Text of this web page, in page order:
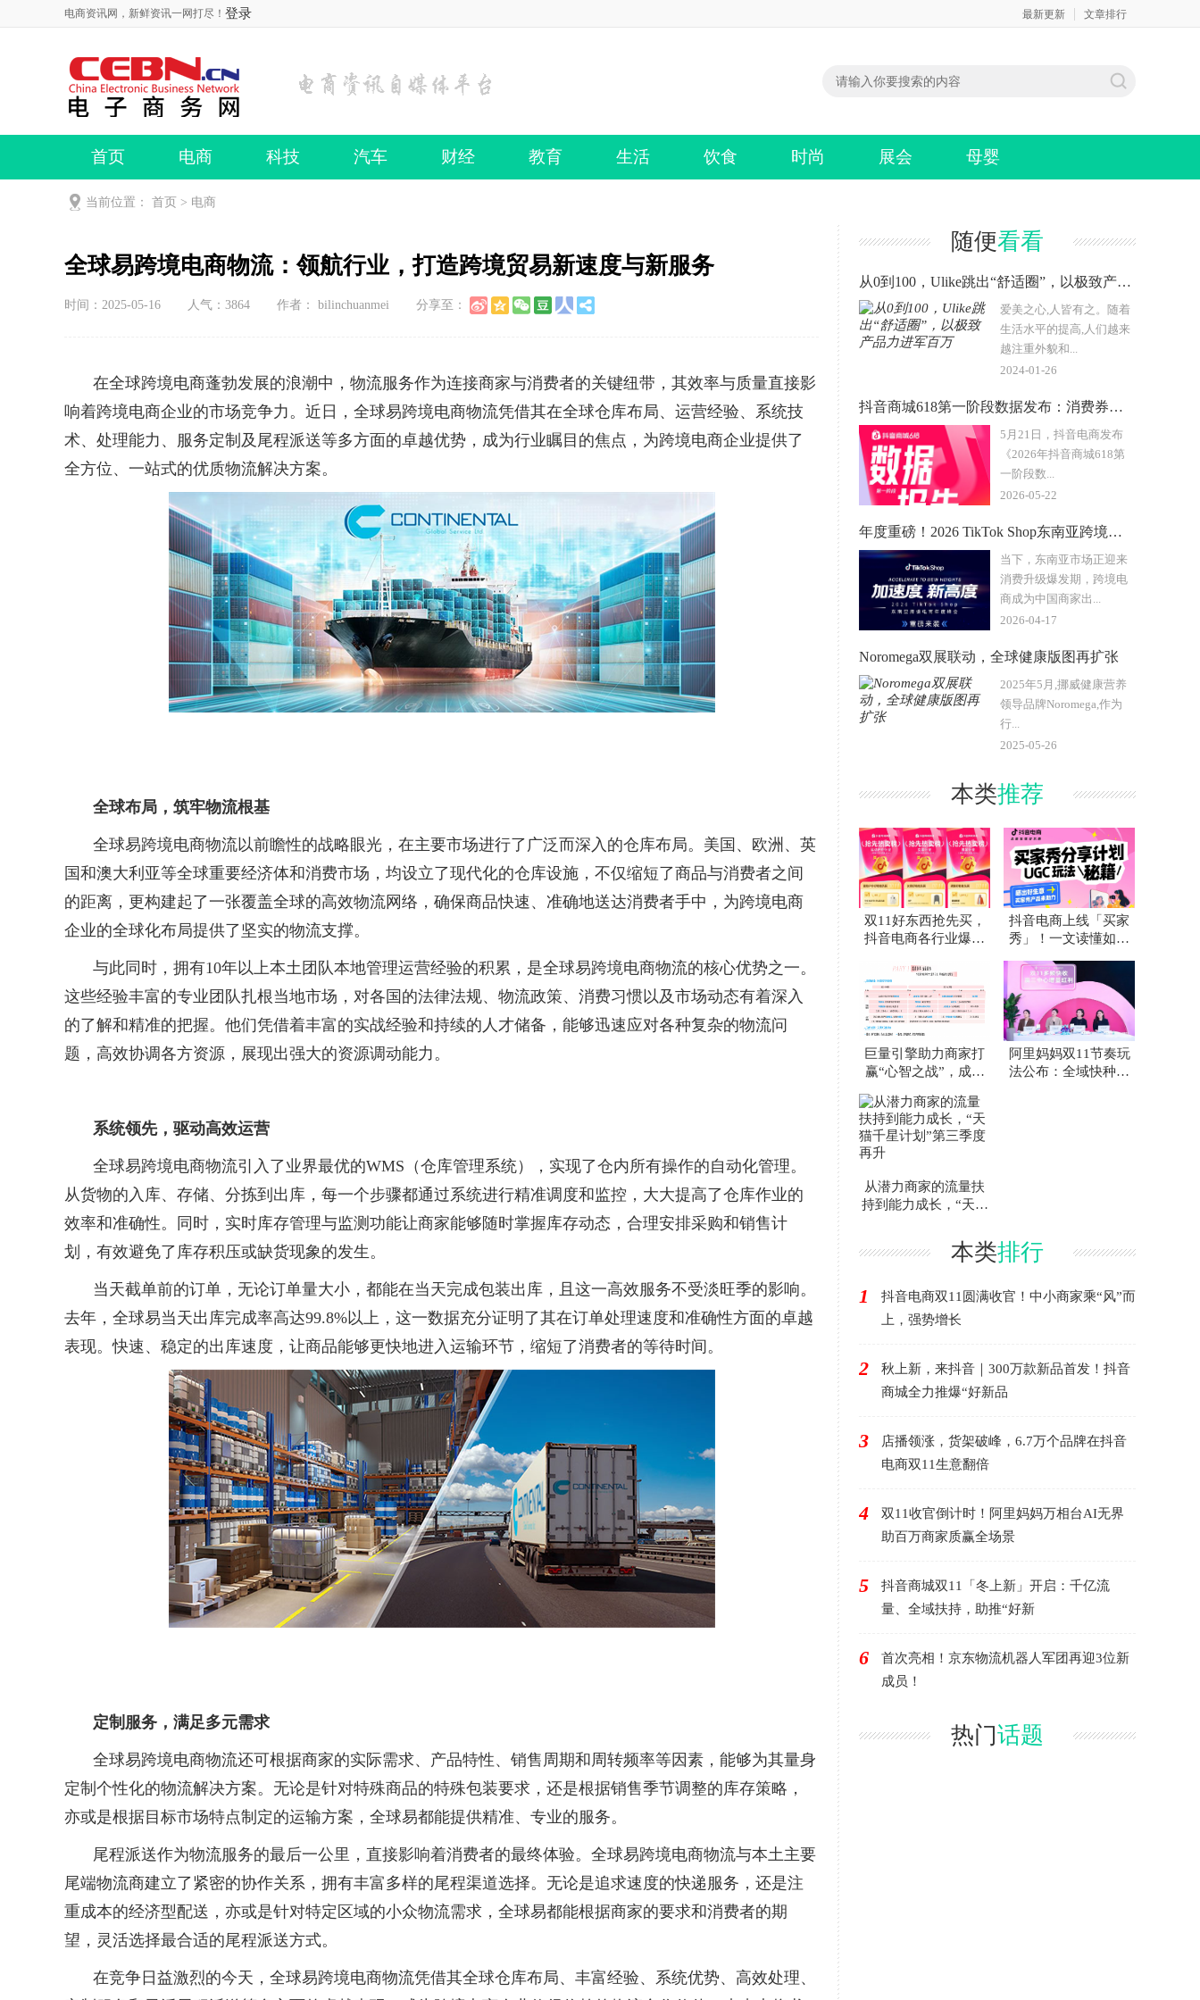
电商资讯网，新鲜资讯一网打尽！ 最新更新 文章排行
登录
首页 电商 科技 汽车 财经 教育 生活 饮食 时尚 展会 母婴
当前位置： 首页 > 电商
全球易跨境电商物流：领航行业，打造跨境贸易新速度与新服务
时间：2025-05-16 人气： 3864 作者： bilinchuanmei 分享至：
在全球跨境电商蓬勃发展的浪潮中，物流服务作为连接商家与消费者的关键纽带，其效率与质量直接影
响着跨境电商企业的市场竞争力。近日，全球易跨境电商物流凭借其在全球仓库布局、运营经验、系统技
术、处理能力、服务定制及尾程派送等多方面的卓越优势，成为行业瞩目的焦点，为跨境电商企业提供了
全方位、一站式的优质物流解决方案。
全球布局，筑牢物流根基
全球易跨境电商物流以前瞻性的战略眼光，在主要市场进行了广泛而深入的仓库布局。美国、欧洲、英
国和澳大利亚等全球重要经济体和消费市场，均设立了现代化的仓库设施，不仅缩短了商品与消费者之间
的距离，更构建起了一张覆盖全球的高效物流网络，确保商品快速、准确地送达消费者手中，为跨境电商
企业的全球化布局提供了坚实的物流支撑。
与此同时，拥有10年以上本土团队本地管理运营经验的积累，是全球易跨境电商物流的核心优势之一。
这些经验丰富的专业团队扎根当地市场，对各国的法律法规、物流政策、消费习惯以及市场动态有着深入
的了解和精准的把握。他们凭借着丰富的实战经验和持续的人才储备，能够迅速应对各种复杂的物流问
题，高效协调各方资源，展现出强大的资源调动能力。
系统领先，驱动高效运营
全球易跨境电商物流引入了业界最优的WMS （仓库管理系统），实现了仓内所有操作的自动化管理。
从货物的入库、存储、分拣到出库，每一个步骤都通过系统进行精准调度和监控，大大提高了仓库作业的
效率和准确性。同时，实时库存管理与监测功能让商家能够随时掌握库存动态，合理安排采购和销售计
划，有效避免了库存积压或缺货现象的发生。
当天截单前的订单，无论订单量大小，都能在当天完成包装出库，且这一高效服务不受淡旺季的影响。
去年，全球易当天出库完成率高达99.8%以上，这一数据充分证明了其在订单处理速度和准确性方面的卓越
表现。快速、稳定的出库速度，让商品能够更快地进入运输环节，缩短了消费者的等待时间。
定制服务，满足多元需求
全球易跨境电商物流还可根据商家的实际需求、产品特性、销售周期和周转频率等因素，能够为其量身
定制个性化的物流解决方案。无论是针对特殊商品的特殊包装要求，还是根据销售季节调整的库存策略，
亦或是根据目标市场特点制定的运输方案，全球易都能提供精准、专业的服务。
尾程派送作为物流服务的最后一公里，直接影响着消费者的最终体验。全球易跨境电商物流与本土主要
尾端物流商建立了紧密的协作关系，拥有丰富多样的尾程渠道选择。无论是追求速度的快递服务，还是注
重成本的经济型配送，亦或是针对特定区域的小众物流需求，全球易都能根据商家的要求和消费者的期
望，灵活选择最合适的尾程派送方式。
在竞争日益激烈的今天，全球易跨境电商物流凭借其全球仓库布局、丰富经验、系统优势、高效处理、
随便看看
从0到100，Ulike跳出“舒适圈”，以极致产品力进军百万
爱美之心,人皆有之。随着
生活水平的提高,人们越来
越注重外貌和...
2024-01-26
抖音商城618第一阶段数据发布：消费券带动成交额破亿元商家数
5月21日，抖音电商发布
《2026年抖音商城618第
一阶段数...
2026-05-22
年度重磅！2026 TikTok Shop东南亚跨境电商年度
当下，东南亚市场正迎来
消费升级爆发期，跨境电
商成为中国商家出...
2026-04-17
Noromega双展联动，全球健康版图再扩张
2025年5月,挪威健康营养
领导品牌Noromega,作为
行...
2025-05-26
本类推荐
双11好东西抢先买，
抖音电商各行业爆款
抖音电商上线「买家
秀」！一文读懂如何
意
巨量引擎助力商家打
赢“心智之战”，成为
阿里妈妈双11节奏玩
法公布：全域快种快
从潜力商家的流量扶
持到能力成长，“天猫
本类排行
1
抖音电商双11圆满收官！中小商家乘“风”而
上，强势增长
2
秋上新，来抖音｜300万款新品首发！抖音
商城全力推爆“好新品
3
店播领涨，货架破峰，6.7万个品牌在抖音
电商双11生意翻倍
4
双11收官倒计时！阿里妈妈万相台AI无界
助百万商家质赢全场景
5
抖音商城双11「冬上新」开启：千亿流
量、全域扶持，助推“好新
6
首次亮相！京东物流机器人军团再迎3位新
成员！
热门话题